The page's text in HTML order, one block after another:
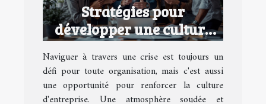
Stratégies pour
développer une culture
d'entreprise performante
en temps de crise
Naviguer à travers une crise est toujours un
défi pour toute organisation, mais c'est aussi
une opportunité pour renforcer la culture
d'entreprise. Une atmosphère soudée et